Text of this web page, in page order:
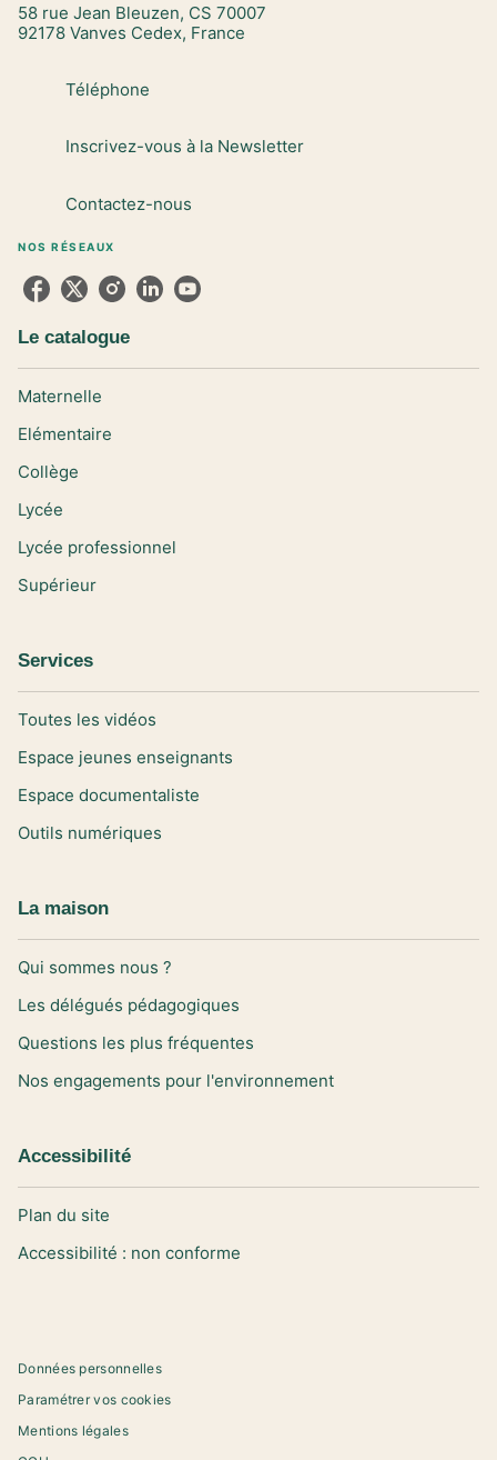
58 rue Jean Bleuzen, CS 70007
92178 Vanves Cedex, France
Téléphone
Inscrivez-vous à la Newsletter
Contactez-nous
NOS RÉSEAUX
Le catalogue
Maternelle
Elémentaire
Collège
Lycée
Lycée professionnel
Supérieur
Services
Toutes les vidéos
Espace jeunes enseignants
Espace documentaliste
Outils numériques
La maison
Qui sommes nous ?
Les délégués pédagogiques
Questions les plus fréquentes
Nos engagements pour l'environnement
Accessibilité
Plan du site
Accessibilité : non conforme
Données personnelles
Paramétrer vos cookies
Mentions légales